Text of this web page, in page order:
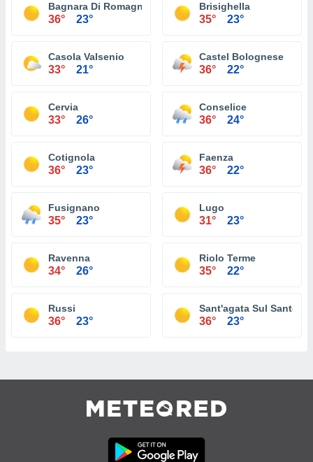
Bagnara Di Romagna
36° 23°
Brisighella
35° 23°
Casola Valsenio
33° 21°
Castel Bolognese
36° 22°
Cervia
33° 26°
Conselice
36° 24°
Cotignola
36° 23°
Faenza
36° 22°
Fusignano
35° 23°
Lugo
31° 23°
Ravenna
34° 26°
Riolo Terme
35° 22°
Russi
36° 23°
Sant'agata Sul Santerno
36° 23°